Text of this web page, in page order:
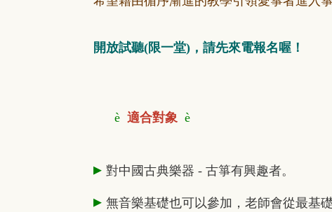
開放試聽(限一堂)，請先來電報名喔！
è 適合對象 è
▸ 對中國古典樂器 - 古箏有興趣者。
▸ 無音樂基礎也可以參加，老師會從最基